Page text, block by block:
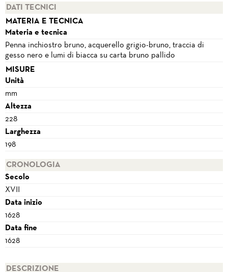
DATI TECNICI
MATERIA E TECNICA
Materia e tecnica
Penna inchiostro bruno, acquerello grigio-bruno, traccia di
gesso nero e lumi di biacca su carta bruno pallido
MISURE
Unità
mm
Altezza
228
Larghezza
198
CRONOLOGIA
Secolo
XVII
Data inizio
1628
Data fine
1628
DESCRIZIONE